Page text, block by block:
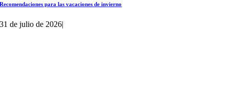
Recomendaciones para las vacaciones de invierno
31 de julio de 2026|